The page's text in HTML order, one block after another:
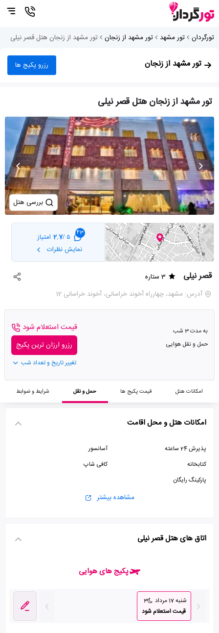
تورگردان تور مشهد تور مشهد از زنجان تور مشهد از زنجان هتل قصر نیلی
تور مشهد از زنجان رزرو پکیج ها
تور مشهد از زنجان هتل قصر نیلی
بررسی هتل
43
5 /
2.7 امتیاز
نمایش نظرات
قصر نیلی
3 ستاره
آدرس: مشهد، چهارراه آخوند خراسانی، آخوند خراسانی 12
به مدت 3 شب
حمل و نقل هوایی
قیمت استعلام شود
رزرو ارزان ترین پکیج
تغییر تاریخ و تعداد شب
امکانات هتل قیمت پکیج ها حمل و نقل شرایط و ضوابط
امکانات هتل و محل اقامت
پذیرش 24 ساعته
آسانسور
کتابخانه
کافی شاپ
پارکینگ رایگان
مشاهده بیشتر
اتاق های هتل قصر نیلی
پکیج های هوایی
شنبه 17 مرداد
3
قیمت استعلام شود